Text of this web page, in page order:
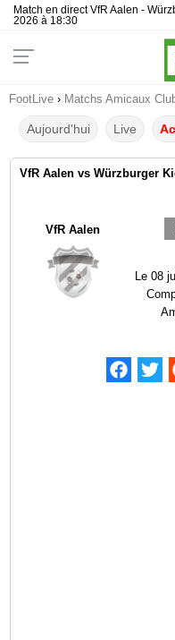
Match en direct VfR Aalen -
2026 à 18:30
FootLive › Matchs Amicaux
Aujourd'hui Live
VfR Aalen vs Würzburger
VfR Aalen
Le08